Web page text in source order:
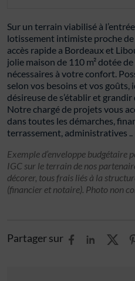
Sur un terrain viabilisé à
lotissement intimiste proche
accès rapide a Bordeaux et
jolie maison de 110 m² dotée
nécessaires à votre confort.
selon vos besoins et vos goûts,
désireuse de s’établir et
Notre chargé de projets vous
dans toutes les démarches,
terrassement, administratives ..
Exemple d’enveloppe budgétaire
IGC sur le terrain de nos
décorer, tous frais liés à la
(financier et notaire). Photo non
Partager sur